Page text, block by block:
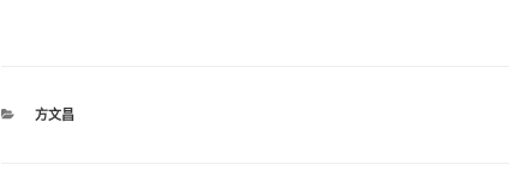
分
方文昌